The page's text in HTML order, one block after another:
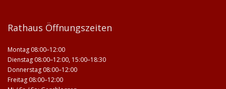
Rathaus Öffnungszeiten
Montag 08:00–12:00
Dienstag 08:00–12:00, 15:00–18:30
Donnerstag 08:00–12:00
Freitag 08:00–12:00